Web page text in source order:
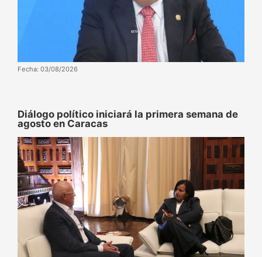
Fecha: 03/08/2026
Diálogo político iniciará la primera semana de
agosto en Caracas